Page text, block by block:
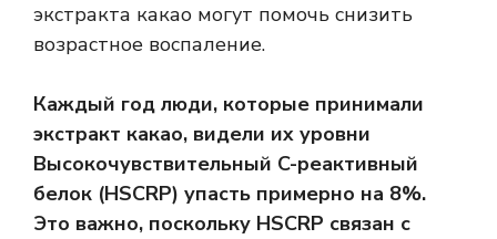
экстракта какао могут помочь снизить
возрастное воспаление.
Каждый год люди, которые принимали
экстракт какао, видели их уровни
Высокочувствительный C-реактивный
белок (HSCRP) упасть примерно на 8%.
Это важно, поскольку HSCRP связан с